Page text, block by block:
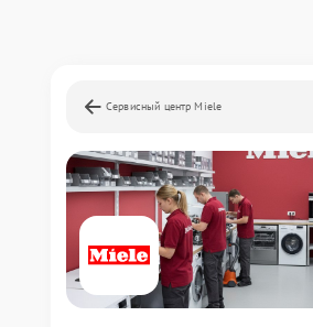
Сервисный центр Miele